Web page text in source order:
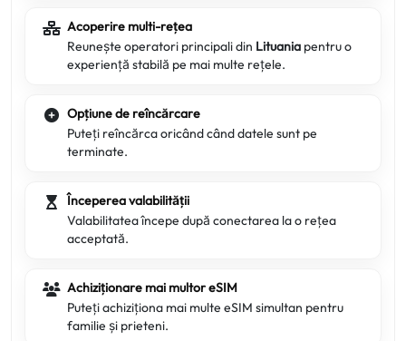
Acoperire multi-rețea
Reunește operatori principali din Lituania pentru o
experiență stabilă pe mai multe rețele.
Opțiune de reîncărcare
Puteți reîncărca oricând când datele sunt pe
terminate.
Începerea valabilității
Valabilitatea începe după conectarea la o rețea
acceptată.
Achiziționare mai multor eSIM
Puteți achiziționa mai multe eSIM simultan pentru
familie și prieteni.